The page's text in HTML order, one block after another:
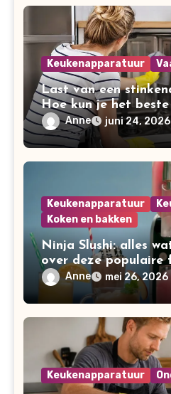
Keukenapparatuur
Last van een
Hoe kun je het
schoonmaken?
Anne juni 24, 2026
Keukenapparatuur
Koken en bakken
Ninja Slushi: alles
over deze populaire
makerAnne mei 26, 2026
Keukenapparatuur